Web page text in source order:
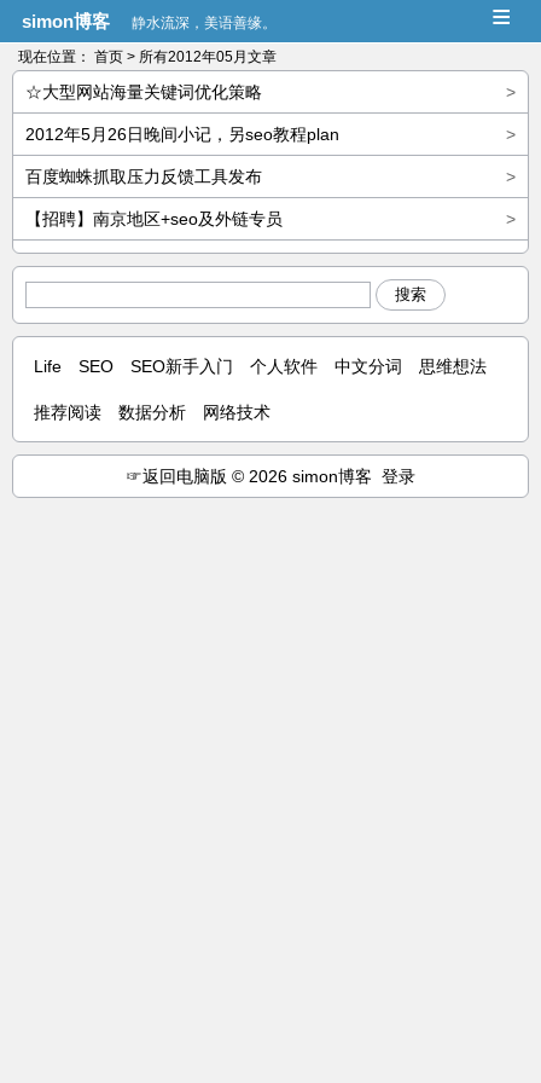
simon博客 静水流深，美语善缘。 ≡
现在位置： 首页 > 所有2012年05月文章
>
☆大型网站海量关键词优化策略
>
2012年5月26日晚间小记，另seo教程plan
>
百度蜘蛛抓取压力反馈工具发布
>
【招聘】南京地区+seo及外链专员
搜索
Life SEO SEO新手入门 个人软件 中文分词 思维想法
推荐阅读 数据分析 网络技术
☞返回电脑版 © 2026 simon博客 登录